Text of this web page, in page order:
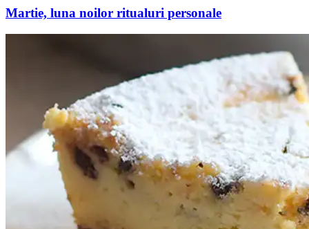
Martie, luna noilor ritualuri personale